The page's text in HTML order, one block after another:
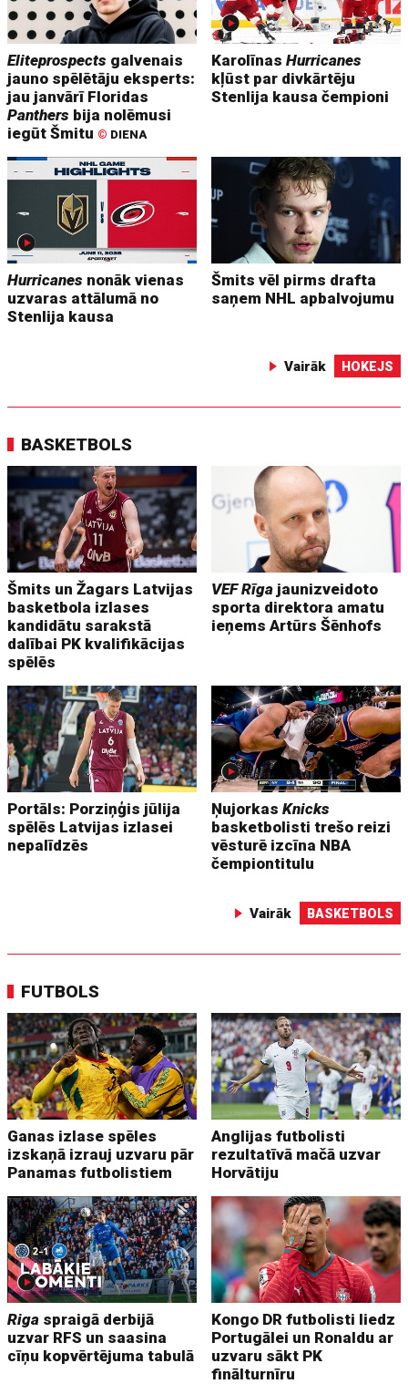
Eliteprospects galvenais
jauno spēlētāju eksperts:
jau janvārī Floridas
Panthers bija nolēmusi
iegūt Šmitu © DIENA
KarolīnasHurricanes
kļūst par divkārtēju
Stenlija kausa čempioni
Hurricanes nonāk vienas
uzvaras attālumā no
Stenlija kausa
Šmits vēl pirms drafta
saņem NHL apbalvojumu
Vairāk HOKEJS
BASKETBOLS
Šmits un Žagars Latvijas
basketbola izlases
kandidātu sarakstā
dalībai PK kvalifikācijas
spēlēs
VEF Rīga jaunizveidoto
sporta direktora amatu
ieņems Artūrs Šēnhofs
Portāls: Porziņģis jūlija
spēlēs Latvijas izlasei
nepalīdzēs
ŅujorkasKnicks
basketbolisti trešo reizi
vēsturē izcīna NBA
čempiontitulu
Vairāk BASKETBOLS
FUTBOLS
Ganas izlase spēles
izskaņā izrauj uzvaru pār
Panamas futbolistiem
Anglijas futbolisti
rezultatīvā mačā uzvar
Horvātiju
Riga spraigā derbijā
uzvar RFS un saasina
cīņu kopvērtējuma tabulā
Kongo DR futbolisti liedz
Portugālei un Ronaldu ar
uzvaru sākt PK
finālturnīru